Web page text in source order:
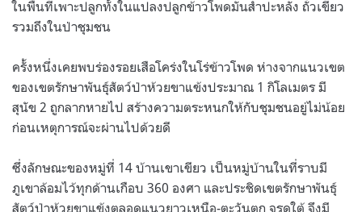
ในพื้นที่เพาะปลูกทั้งในแปลงปลูกข้าวโพดมันสำปะหลัง ถั่วเขียว
รวมถึงในป่าชุมชน
ครั้งหนึ่งเคยพบร่องรอยเสือโคร่งในโร่ข้าวโพด ห่างจากแนวเขต
ของเขตรักษาพันธุ์สัตว์ป่าห้วยขาแข้งประมาณ 1 กิโลเมตร มี
สุนัข 2 ถูกลากหายไป สร้างความตระหนกให้กับชุมชนอยู่ไม่น้อย
ก่อนเหตุการณ์จะผ่านไปด้วยดี
ซึ่งลักษณะของหมู่ที่ 14 บ้านเขาเขียว เป็นหมู่บ้านในที่ราบมี
ภูเขาล้อมไว้ทุกด้านเกือบ 360 องศา และประชิดเขตรักษาพันธุ์
สัตว์ป่าห้วยขาแข้งตลอดแนวยาวเหนือ-ตะวันตก จรดใต้ จึงมี